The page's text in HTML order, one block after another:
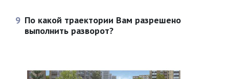
9 По какой траектории Вам разрешено
выполнить разворот?